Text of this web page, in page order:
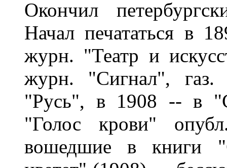
Окончил
Начал печататься в
журн. "Театр и
журн. "Сигнал",
"Русь", в 1908 -- в
"Голос крови"
вошедшие в книги